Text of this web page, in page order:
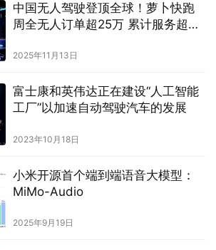
中国无人驾驶登顶全球！萝卜快跑
周全无人订单超25万 累计服务超
2025年11月13日
富士康和英伟达正在建设“人工智能
工厂”以加速自动驾驶汽车的发展
2023年10月18日
小米开源首个端到端语音大模型：
MiMo-Audio
2025年9月19日